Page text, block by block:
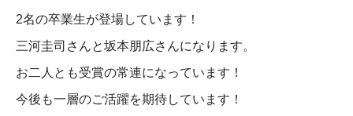
2名の卒業生が登場しています！
三河圭司さんと坂本朋広さんになります。
お二人とも受賞の常連になっています！
今後も一層のご活躍を期待しています！